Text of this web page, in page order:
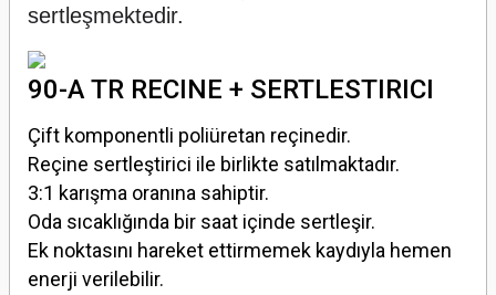
sertleşmektedir.
90-A TR RECINE + SERTLESTIRICI
Çift komponentli poliüretan reçinedir.
Reçine sertleştirici ile birlikte satılmaktadır.
3:1 karışma oranına sahiptir.
Oda sıcaklığında bir saat içinde sertleşir.
Ek noktasını hareket ettirmemek kaydıyla hemen
enerji verilebilir.